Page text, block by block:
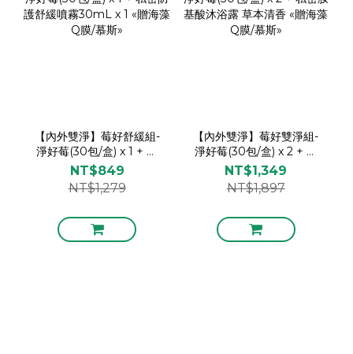
【內外雙淨】莓好舒緩組-
淨好莓(30包/盒) x 1 + 私
密防護舒緩噴霧30mL x 1
«贈海藻Q膜/慕斯»
NT$849
NT$1,279
【內外雙淨】莓好雙淨組-
淨好莓(30包/盒) x 2 + 私
密胺基酸沐浴露 草本清香
«贈海藻Q膜/慕斯»
NT$1,349
NT$1,897